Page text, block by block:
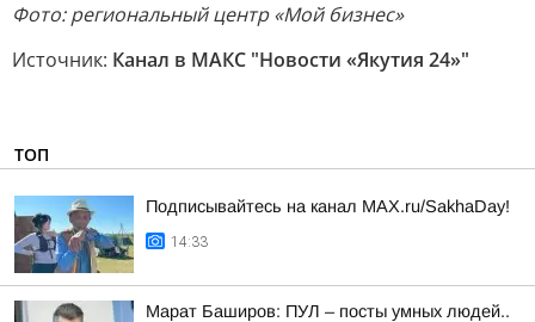
Фото: региональный центр «Мой бизнес»
Источник: Канал в МАКС "Новости «Якутия 24»"
ТОП
Подписывайтесь на канал MAX.ru/SakhaDay!
14:33
Марат Баширов: ПУЛ – посты умных людей..